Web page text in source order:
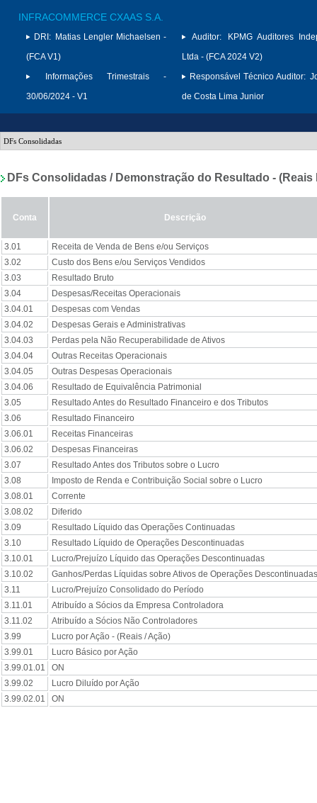
INFRACOMMERCE CXAAS S.A.
DRI: Matias Lengler Michaelsen -
(FCA V1)
Informações Trimestrais -
30/06/2024 - V1
Auditor:
KPMG Auditores
Ltda - (FCA 2024 V2)
Responsável Técnico Auditor:
de Costa Lima Junior